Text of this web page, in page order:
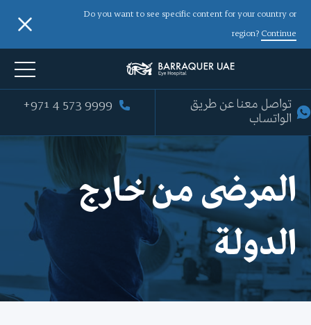
Do you want to see specific content for your country or
region? Continue
تواصل معنا عن طريق
الواتساب
+971 4 573 9999
المرضى من خارج
الدولة